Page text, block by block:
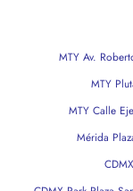
MTY Av.
MTY
MTY Calle
Mérida